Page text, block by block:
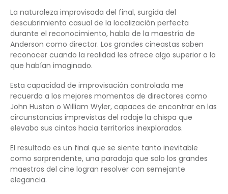
La naturaleza improvisada del final, surgida del
descubrimiento casual de la localización perfecta
durante el reconocimiento, habla de la maestría de
Anderson como director. Los grandes cineastas saben
reconocer cuando la realidad les ofrece algo superior a lo
que habían imaginado.
Esta capacidad de improvisación controlada me
recuerda a los mejores momentos de directores como
John Huston o William Wyler, capaces de encontrar en las
circunstancias imprevistas del rodaje la chispa que
elevaba sus cintas hacia territorios inexplorados.
El resultado es un final que se siente tanto inevitable
como sorprendente, una paradoja que solo los grandes
maestros del cine logran resolver con semejante
elegancia.